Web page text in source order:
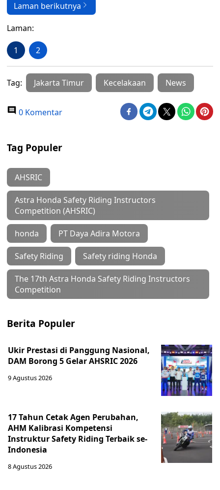
Laman berikutnya
Laman:
1 2
Tag: Jakarta Timur Kecelakaan News
0 Komentar
Tag Populer
AHSRIC
Astra Honda Safety Riding Instructors
Competition (AHSRIC)
honda PT Daya Adira Motora
Safety Riding Safety riding Honda
The 17th Astra Honda Safety Riding Instructors
Competition
Berita Populer
Ukir Prestasi di Panggung Nasional,
DAM Borong 5 Gelar AHSRIC 2026
9 Agustus 2026
17 Tahun Cetak Agen Perubahan,
AHM Kalibrasi Kompetensi
Instruktur Safety Riding Terbaik se-
Indonesia
8 Agustus 2026